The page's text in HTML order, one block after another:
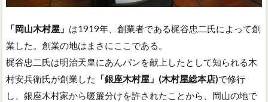
「岡山木村屋」 は1919年、創業者である梶谷忠二氏によって創
業した。創業の地はまさにここである。
梶谷忠二氏は明治天皇にあんパンを献上したとして知られる木
村安兵衛氏が創業した
「銀座木村屋」(木村屋総本店)で修行
し、銀座木村家から暖簾分けを許されたことから、岡山の地で